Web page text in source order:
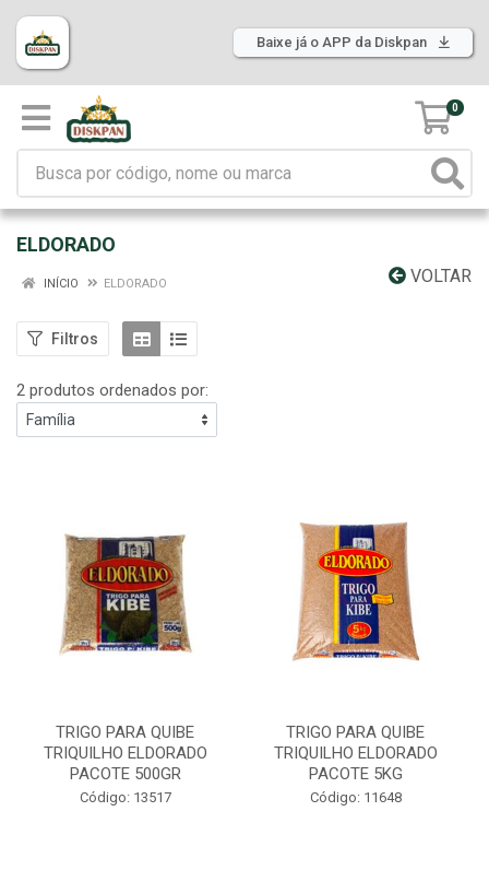
Baixe já o APP da Diskpan
0
ELDORADO
VOLTAR
INÍCIO ELDORADO
Filtros
2 produtos ordenados por:
TRIGO PARA QUIBE
TRIQUILHO ELDORADO
PACOTE 500GR
Código: 13517
TRIGO PARA QUIBE
TRIQUILHO ELDORADO
PACOTE 5KG
Código: 11648